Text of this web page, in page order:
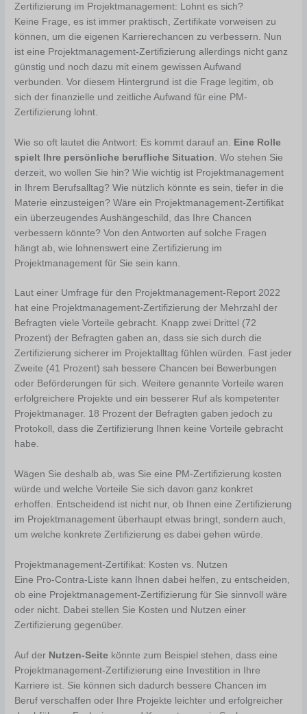
Zertifizierung im Projektmanagement: Lohnt es sich?
Keine Frage, es ist immer praktisch, Zertifikate vorweisen zu
können, um die eigenen Karrierechancen zu verbessern. Nun
ist eine Projektmanagement-Zertifizierung allerdings nicht ganz
günstig und noch dazu mit einem gewissen Aufwand
verbunden. Vor diesem Hintergrund ist die Frage legitim, ob
sich der finanzielle und zeitliche Aufwand für eine PM-
Zertifizierung lohnt.
Wie so oft lautet die Antwort: Es kommt darauf an. Eine Rolle
spielt Ihre persönliche berufliche Situation . Wo stehen Sie
derzeit, wo wollen Sie hin? Wie wichtig ist Projektmanagement
in Ihrem Berufsalltag? Wie nützlich könnte es sein, tiefer in die
Materie einzusteigen? Wäre ein Projektmanagement-Zertifikat
ein überzeugendes Aushängeschild, das Ihre Chancen
verbessern könnte? Von den Antworten auf solche Fragen
hängt ab, wie lohnenswert eine Zertifizierung im
Projektmanagement für Sie sein kann.
Laut einer Umfrage für den Projektmanagement-Report 2022
hat eine Projektmanagement-Zertifizierung der Mehrzahl der
Befragten viele Vorteile gebracht. Knapp zwei Drittel (72
Prozent) der Befragten gaben an, dass sie sich durch die
Zertifizierung sicherer im Projektalltag fühlen würden. Fast jeder
Zweite (41 Prozent) sah bessere Chancen bei Bewerbungen
oder Beförderungen für sich. Weitere genannte Vorteile waren
erfolgreichere Projekte und ein besserer Ruf als kompetenter
Projektmanager. 18 Prozent der Befragten gaben jedoch zu
Protokoll, dass die Zertifizierung Ihnen keine Vorteile gebracht
habe.
Wägen Sie deshalb ab, was Sie eine PM-Zertifizierung kosten
würde und welche Vorteile Sie sich davon ganz konkret
erhoffen. Entscheidend ist nicht nur, ob Ihnen eine Zertifizierung
im Projektmanagement überhaupt etwas bringt, sondern auch,
um welche konkrete Zertifizierung es dabei gehen würde.
Projektmanagement-Zertifikat: Kosten vs. Nutzen
Eine Pro-Contra-Liste kann Ihnen dabei helfen, zu entscheiden,
ob eine Projektmanagement-Zertifizierung für Sie sinnvoll wäre
oder nicht. Dabei stellen Sie Kosten und Nutzen einer
Zertifizierung gegenüber.
Auf der Nutzen-Seite könnte zum Beispiel stehen, dass eine
Projektmanagement-Zertifizierung eine Investition in Ihre
Karriere ist. Sie können sich dadurch bessere Chancen im
Beruf verschaffen oder Ihre Projekte leichter und erfolgreicher